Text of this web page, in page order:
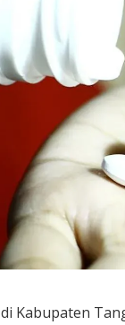
Kabupaten